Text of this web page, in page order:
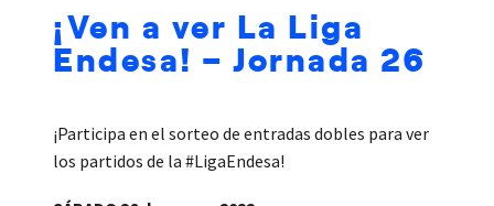
¡Ven a ver La Liga
Endesa! – Jornada 26
¡Participa en el sorteo de entradas dobles para ver
los partidos de la #LigaEndesa!